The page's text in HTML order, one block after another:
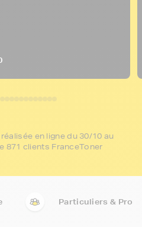
en ligne du 30/10 au
871 clients FranceToner
Particuliers & Pro